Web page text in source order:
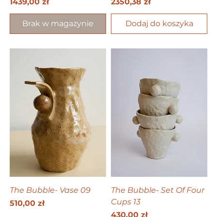
Brak w magazynie Dodaj do koszyka
The Bubble- Vase 09
Cena
510,00 zł
The Bubble- Set Of Four
Cups 13
Cena
430,00 zł